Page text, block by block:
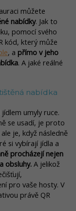
můžete
nabídky. Jak to
pomocí svého
kód, který může
, a přímo v jeho
. A jaké reálné
nabídka
umyly ruce.
se usadí, je proto
je, když následně
si vybírají jídla a
procházejí nejen
obsluhy. A jelikož
pro vaše hosty. V
právě QR